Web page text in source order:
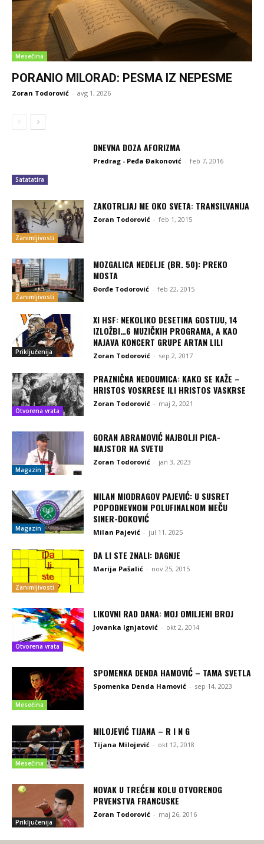
Mesečina
PORANIO MILORAD: PESMA IZ NEPESME
Zoran Todorović - avg 1, 2026
Satatatira
DNEVNA DOZA AFORIZMA
Predrag - Peđa Đakonović - feb 7, 2016
Zanimljivosti
ZAKOTRLJAJ ME OKO SVETA: TRANSILVANIJA
Zoran Todorović - feb 1, 2015
Zanimljivosti
MOZGALICA NEDELJE (BR. 50): PREKO
MOSTA
Đorđe Todorović - feb 22, 2015
Priključenija
XI HSF: NEKOLIKO DESETINA GOSTIJU, 14
IZLOŽBI…6 MUZIČKIH PROGRAMA, A KAO
NAJAVA KONCERT GRUPE ARTAN LILI
Zoran Todorović - sep 2, 2017
Otvorena vrata
PRAZNIČNA NEDOUMICA: KAKO SE KAŽE –
HRISTOS VOSKRESE ILI HRISTOS VASKRSE
Zoran Todorović - maj 2, 2021
Magazin
GORAN ABRAMOVIĆ NAJBOLJI PICA-
MAJSTOR NA SVETU
Zoran Todorović - jan 3, 2023
Magazin
MILAN MIODRAGOV PAJEVIĆ: U SUSRET
POPODNEVNOM POLUFINALNOM MEČU
SINER-ĐOKOVIĆ
Milan Pajević - jul 11, 2025
Zanimljivosti
DA LI STE ZNALI: DAGNJE
Marija Pašalić - nov 25, 2015
Otvorena vrata
LIKOVNI RAD DANA: MOJ OMILJENI BROJ
Jovanka Ignjatović - okt 2, 2014
Mesečina
SPOMENKA DENDA HAMOVIĆ – TAMA SVETLA
Spomenka Denda Hamović - sep 14, 2023
Mesečina
MILOJEVIĆ TIJANA – R I N G
Tijana Milojević - okt 12, 2018
Priključenija
NOVAK U TREĆEM KOLU OTVORENOG
PRVENSTVA FRANCUSKE
Zoran Todorović - maj 26, 2016